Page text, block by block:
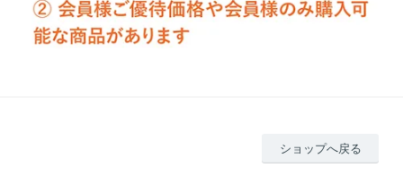
ショップへ戻る